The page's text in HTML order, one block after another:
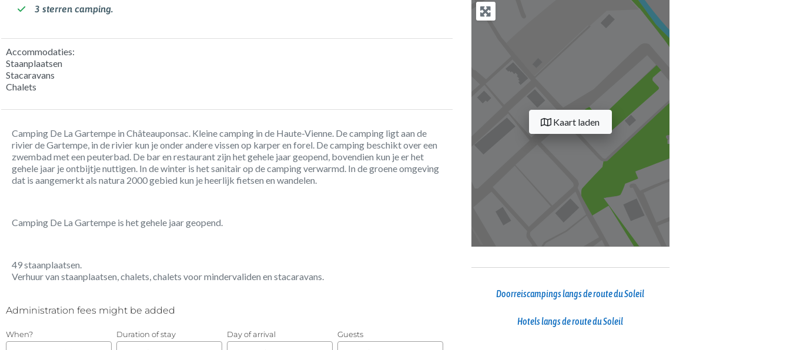
3 sterren camping.
Accommodaties:
Staanplaatsen
Stacaravans
Chalets
Camping De La Gartempe in Châteauponsac. Kleine camping in de Haute-Vienne. De camping ligt aan de
rivier de Gartempe, in de rivier kun je onder andere vissen op karper en forel. De camping beschikt over een
zwembad met een peuterbad. De bar en restaurant zijn het gehele jaar geopend, bovendien kun je er het
gehele jaar je ontbijtje nuttigen. In de winter is het sanitair op de camping verwarmd. In de groene omgeving
dat is aangemerkt als natura 2000 gebied kun je heerlijk fietsen en wandelen.
Camping De La Gartempe is het gehele jaar geopend.
49 staanplaatsen.
Verhuur van staanplaatsen, chalets, chalets voor mindervaliden en stacaravans.
Kaart laden
Doorreiscampings langs de route du Soleil
Hotels langs de route du Soleil